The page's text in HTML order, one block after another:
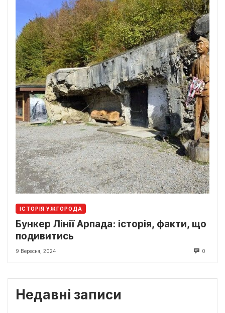
ІСТОРІЯ УЖГОРОДА
Бункер Лінії Арпада: історія, факти, що
подивитись
9 Вересня, 2024 0
Недавні записи